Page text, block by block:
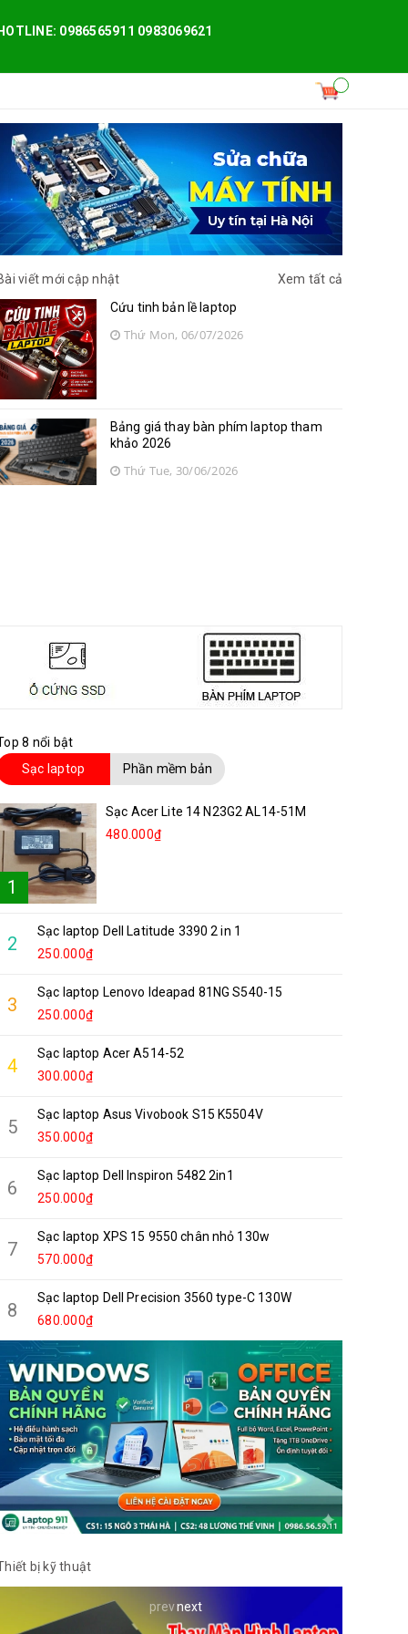
HOTLINE: 0986565911 0983069621
viết mới cập nhật
Xem tất cả
Cứu tinh bản lề laptop
Thứ Mon, 06/07/2026
Bảng giá thay bàn phím laptop tham
khảo 2026
Thứ Tue, 30/06/2026
prevnext
8 nổi bật
Sạc laptop
Phần mềm bản
1
Sạc Acer Lite 14 N23G2 AL14-51M
480.000₫
2
Sạc laptop Dell Latitude 3390 2 in 1
250.000₫
3
Sạc laptop Lenovo Ideapad 81NG S540-15
250.000₫
4
Sạc laptop Acer A514-52
300.000₫
5
Sạc laptop Asus Vivobook S15 K5504V
350.000₫
6
Sạc laptop Dell Inspiron 5482 2in1
250.000₫
7
Sạc laptop XPS 15 9550 chân nhỏ 130w
570.000₫
8
Sạc laptop Dell Precision 3560 type-C 130W
680.000₫
bị kỹ thuật